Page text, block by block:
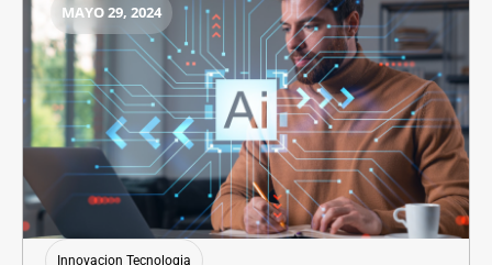
MAYO 29, 2024
Innovacion Tecnologia